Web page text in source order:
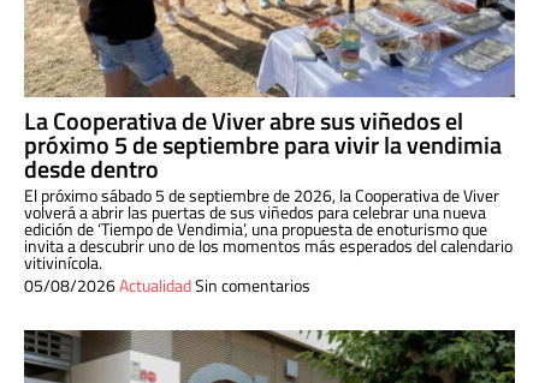
La Cooperativa de Viver abre sus viñedos el
próximo 5 de septiembre para vivir la vendimia
desde dentro
El próximo sábado 5 de septiembre de 2026, la Cooperativa de Viver
volverá a abrir las puertas de sus viñedos para celebrar una nueva
edición de ‘Tiempo de Vendimia’, una propuesta de enoturismo que
invita a descubrir uno de los momentos más esperados del calendario
vitivinícola.
05/08/2026ActualidadSin comentarios